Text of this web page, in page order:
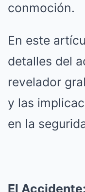
conmoción.
En este
detalles del
revelador
y las
en la
El